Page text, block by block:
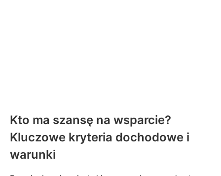
Kto ma szansę na wsparcie?
Kluczowe kryteria dochodowe i
warunki